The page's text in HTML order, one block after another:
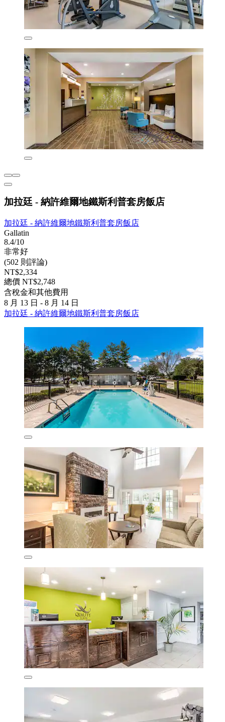
加拉廷 - 納許維爾地鐵斯利普套房飯店
加拉廷 - 納許維爾地鐵斯利普套房飯店
Gallatin
8.4/10
非常好
(502 則評論)
NT$2,334
總價 NT$2,748
含稅金和其他費用
8 月 13 日 - 8 月 14 日
加拉廷 - 納許維爾地鐵斯利普套房飯店